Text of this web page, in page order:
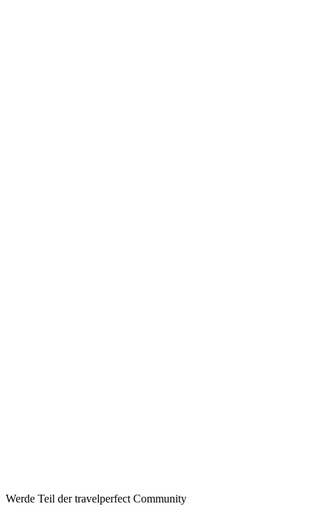
Werde Teil der travelperfect Community